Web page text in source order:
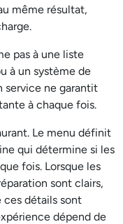
même résultat,
pas à une liste
à un système de
service ne garantit
à chaque fois.
Le menu définit
qui détermine si les
fois. Lorsque les
sont clairs,
ces détails sont
dépend de